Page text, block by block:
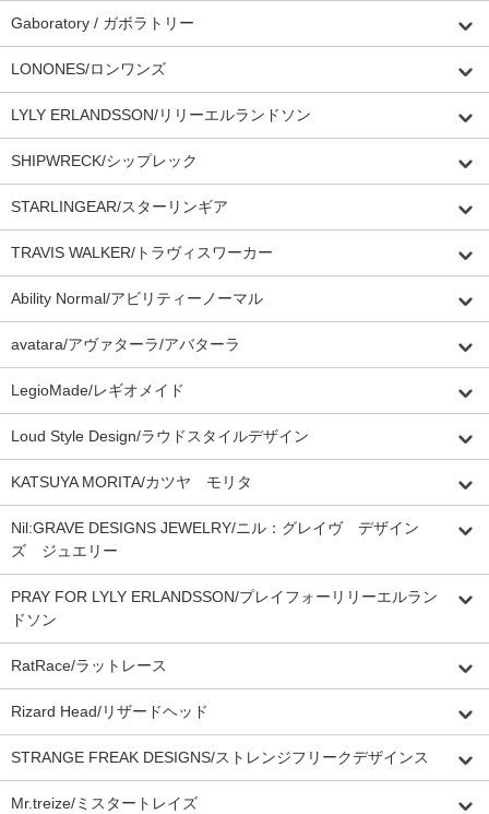
Gaboratory / ガボラトリー
LONONES/ロンワンズ
LYLY ERLANDSSON/リリーエルランドソン
SHIPWRECK/シップレック
STARLINGEAR/スターリンギア
TRAVIS WALKER/トラヴィスワーカー
Ability Normal/アビリティーノーマル
avatara/アヴァターラ/アバターラ
LegioMade/レギオメイド
Loud Style Design/ラウドスタイルデザイン
KATSUYA MORITA/カツヤ モリタ
Nil:GRAVE DESIGNS JEWELRY/ニル：グレイヴ デザイン
ズ ジュエリー
PRAY FOR LYLY ERLANDSSON/プレイフォーリリーエルラン
ドソン
RatRace/ラットレース
Rizard Head/リザードヘッド
STRANGE FREAK DESIGNS/ストレンジフリークデザインス
Mr.treize/ミスタートレイズ